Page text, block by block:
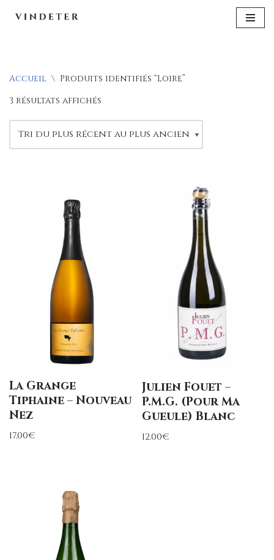
Accueil \ Produits identifiés “Loire”
3 résultats affichés
La Grange
Tiphaine – Nouveau
Nez
17.00€
Julien Fouet –
P.M.G. (Pour Ma
Gueule) Blanc
12.00€